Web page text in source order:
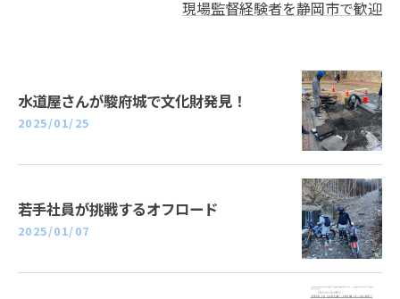
現場監督経験者を静岡市で歓迎
水道屋さんが駿府城で文化財発見！
2025/01/25
若手社員が挑戦するオフロード
2025/01/07